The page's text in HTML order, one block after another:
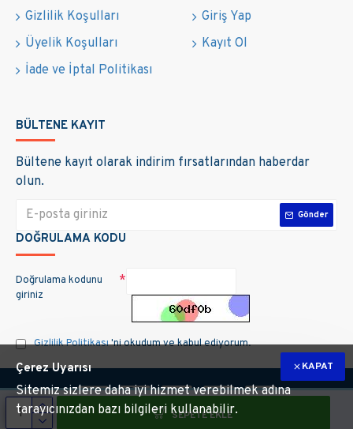
SEPETE EKLE
Gizlilik Koşulları
Üyelik Koşulları
İade ve İptal Politikası
Giriş Yap
Kayıt Ol
BÜLTENE KAYIT
Bültene kayıt olarak indirim fırsatlarından haberdar
olun.
Gönder
DOĞRULAMA KODU
Doğrulama kodunu
giriniz
Gizlilik Politikası'ni okudum ve kabul ediyorum.
hakları saklıdır. Site üzerinde kullanılan markalara ait tüm materyallerin telif
KAPAT
Çerez Uyarısı
Sitemiz sizlere daha iyi hizmet verebilmek adına
tarayıcınızdan bazı bilgileri kullanabilir.